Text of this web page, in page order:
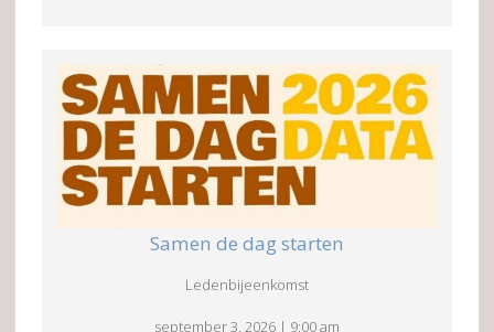
Samen de dag starten
Ledenbijeenkomst
september 3, 2026 | 9:00 am